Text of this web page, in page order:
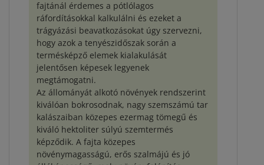
fajtánál érdemes a pótlólagos
ráfordításokkal kalkulálni és ezeket a
trágyázási beavatkozásokat úgy szervezni,
hogy azok a tenyészidőszak során a
termésképző elemek kialakulását
jelentősen képesek legyenek
megtámogatni.
Az állományát alkotó növények rendszerint
kiválóan bokrosodnak, nagy szemszámú tar
kalászaiban közepes ezermag tömegű és
kiváló hektoliter súlyú szemtermés
képződik. A fajta közepes
növénymagasságú, erős szalmájú és jó